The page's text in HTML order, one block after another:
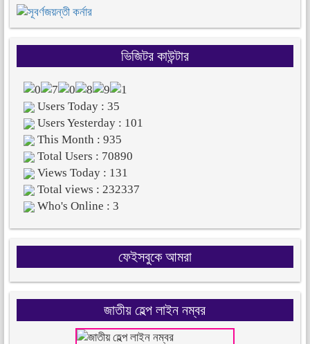
ভিজিটর কাউন্টার
Users Today : 35
Users Yesterday : 101
This Month : 935
Total Users : 70890
Views Today : 131
Total views : 232337
Who's Online : 3
ফেইসবুকে আমরা
জাতীয় হেল্প লাইন নম্বর